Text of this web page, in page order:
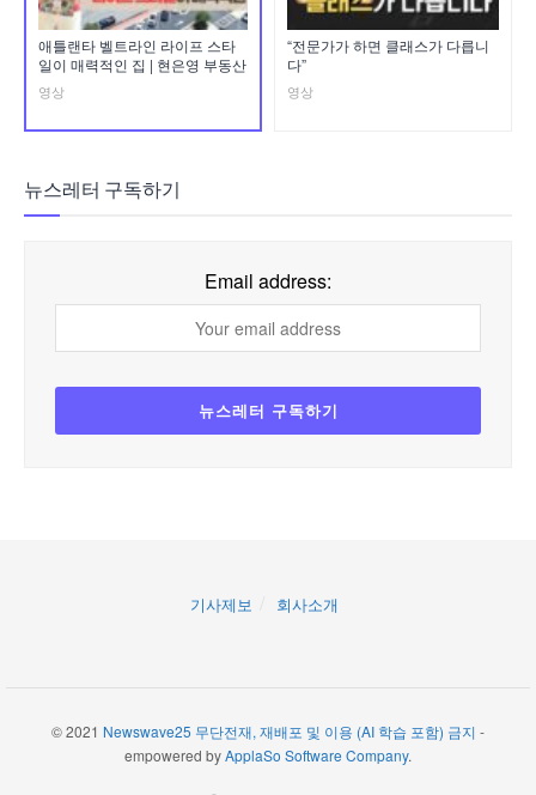
애틀랜타 벨트라인 라이프 스타
일이 매력적인 집 | 현은영 부동산
영상
“전문가가 하면 클래스가 다릅니
다”
영상
뉴스레터 구독하기
Email address:
기사제보 회사소개
© 2021 Newswave25 무단전재, 재배포 및 이용 (AI 학습 포함) 금지 -
empowered byApplaSo Software Company.